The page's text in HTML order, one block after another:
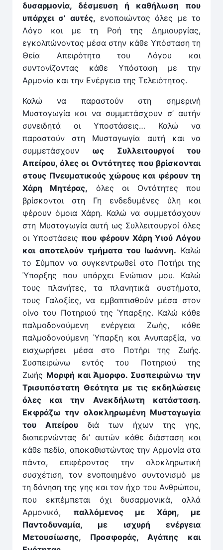
δυσαρμονία, δέσμευση ή καθήλωση που
υπάρχει σ’ αυτές, ενοποιώντας όλες με το
Λόγο και με τη Ροή της Δημιουργίας,
εγκολπώνοντας μέσα στην κάθε Υπόσταση τη
Θεία Απειρότητα του Λόγου και
συντονίζοντας κάθε Υπόσταση με την
Αρμονία και την Ενέργεια της Τελειότητας.
Καλώ να παραστούν στη σημερινή
Μυσταγωγία και να συμμετάσχουν σ’ αυτήν
συνειδητά οι Υποστάσεις… Καλώ να
παραστούν στη Μυσταγωγία αυτή και να
συμμετάσχουν ως Συλλειτουργοί του
Απείρου, όλες οι Οντότητες που βρίσκονται
στους Πνευματικούς χώρους και φέρουν τη
Χάρη Μητέρας, όλες οι Οντότητες που
βρίσκονται στη Γη ενδεδυμένες ύλη και
φέρουν όμοια Χάρη. Καλώ να συμμετάσχουν
στη Μυσταγωγία αυτή ως Συλλειτουργοί όλες
οι Υποστάσεις που φέρουν Χάρη Υιού Λόγου
και αποτελούν τμήματα του Ιωάννη. Καλώ
το Σύμπαν να συγκεντρωθεί στο Ποτήρι της
Ύπαρξης που υπάρχει Ενώπιον μου. Καλώ
τους πλανήτες, τα πλανητικά συστήματα,
τους Γαλαξίες, να εμβαπτισθούν μέσα στον
οίνο του Ποτηριού της Ύπαρξης. Καλώ κάθε
παλμοδονούμενη ενέργεια Ζωής, κάθε
παλμοδονούμενη Ύπαρξη και Ανυπαρξία, να
εισχωρήσει μέσα στο Ποτήρι της Ζωής.
Συσπειρώνω εντός του Ποτηριού της
Ζωής Μορφή και Άμορφο. Συσπειρώνω την
Τρισυπόστατη Θεότητα με τις εκδηλώσεις
όλες και την Ανεκδήλωτη κατάσταση.
Εκφράζω την ολοκληρωμένη Μυσταγωγία
του Απείρουδιά των ήχων της γης,
διαπερνώντας δι’ αυτών κάθε διάσταση και
κάθε πεδίο, αποκαθιστώντας την Αρμονία στα
πάντα, επιφέροντας την ολοκληρωτική
συσχέτιση, τον ενοποιημένο συντονισμό με
τη δόνηση της γης και τον ήχο του Ανθρώπου,
που εκπέμπεται όχι δυσαρμονικά, αλλά
Αρμονικά, παλλόμενος με Χάρη, με
Παντοδυναμία, με ισχυρή ενέργεια
Μετουσίωσης, Προσφοράς, Αγάπης και